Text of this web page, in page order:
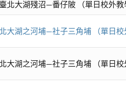
北大湖殘沼—番仔陂 （單日校外教
大湖之河埔—社子三角埔 （單日校
大湖之河埔—社子三角埔 （單日校